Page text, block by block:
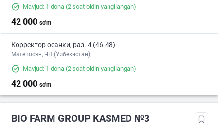
Mavjud: 1 dona (2 soat oldin yangilangan)
42 000 so'm
Корректор осанки, раз. 4 (46-48)
Матевосян, ЧП (Узбекистан)
Mavjud: 1 dona (2 soat oldin yangilangan)
42 000 so'm
BIO FARM GROUP KASMED №3